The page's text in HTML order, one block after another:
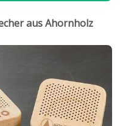
aus Ahornholz